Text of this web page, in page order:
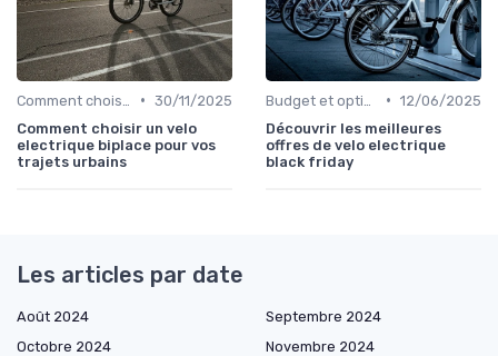
• 30/11/2025
Comment choisir un velo
electrique biplace pour vos
trajets urbains
• 12/06/2025
Découvrir les meilleures
offres de velo electrique
black friday
Les articles par date
Août 2024
Septembre 2024
Octobre 2024
Novembre 2024